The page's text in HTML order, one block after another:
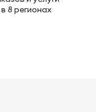
8 регионах